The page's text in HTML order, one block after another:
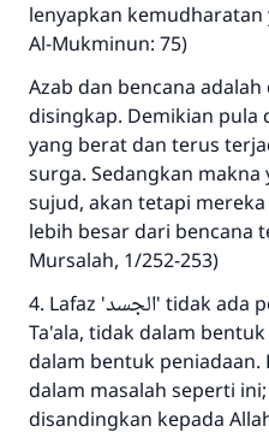
lenyapkan kemudharatan
Al-Mukminun: 75)
Azab dan bencana
disingkap. Demikian pula
yang berat dan terus
surga. Sedangkan
sujud, akan tetapi
lebih besar dari bencana
Mursalah, 1/252-253)
4. Lafaz 'الجسد' tidak ada penyebutannya bagi Allah
Ta'ala, tidak dalam
dalam bentuk peniadaan.
dalam masalah seperti
disandingkan kepada